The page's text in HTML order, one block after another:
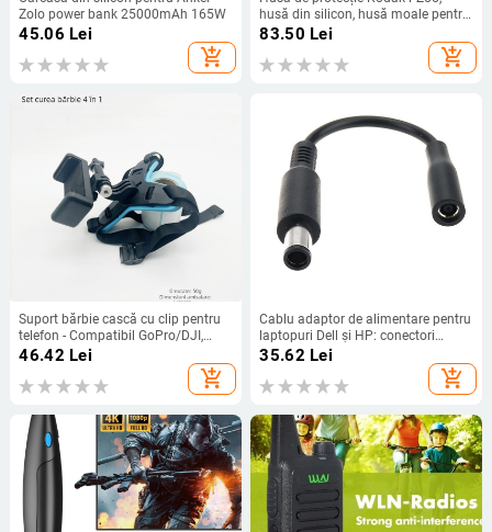
Zolo power bank 25000mAh 165W
45.06 Lei
add_shopping_cart
husă din silicon, husă moale pentru
cameră digitală CCD portabilă
83.50 Lei
add_shopping_cart
Suport bărbie cască cu clip pentru
telefon - Compatibil GoPro/DJI,
PP+TPE, Model GR19
46.42 Lei
add_shopping_cart
Cablu adaptor de alimentare pentru
laptopuri Dell și HP: conectori
7.4x5.0 mm masculin la 4.5x3.0
mm feminin, OEM, marcă YL, model
4530F la 7450M
35.62 Lei
add_shopping_cart